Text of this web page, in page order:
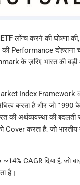
लॉन्च करने की घोषणा
की Performance दोहराना
के ज़रिए भारत की
Index Framework का
करता है और जो 1990
अर्थव्यवस्था की
करता है, जो भारतीय
CAGR दिया है, जो
है।